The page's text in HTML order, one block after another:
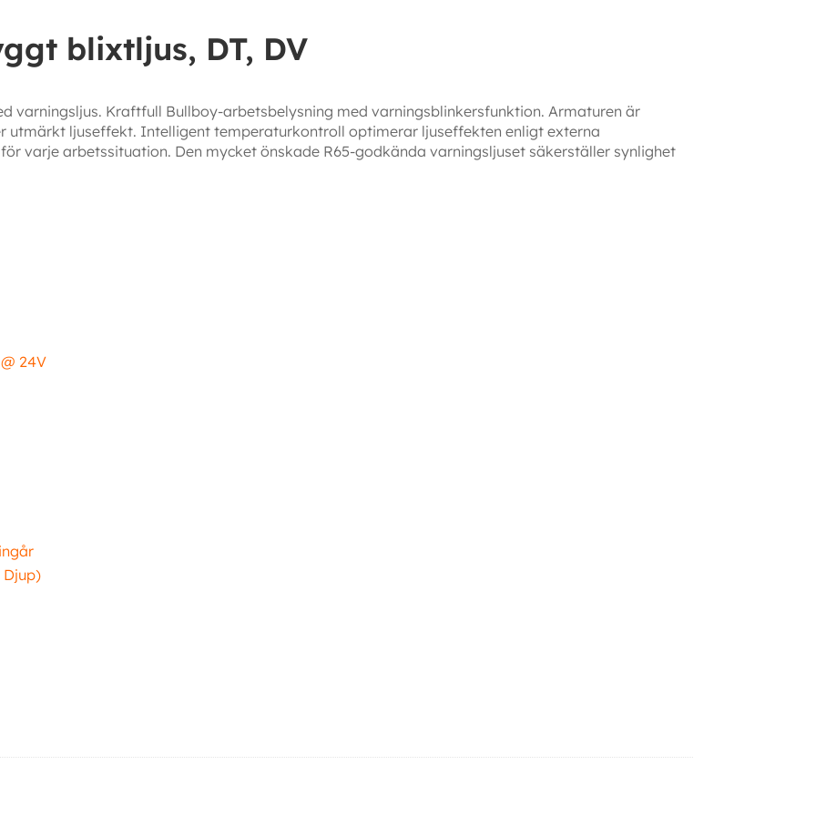
blixtljus, DT, DV
varningsljus. Kraftfull Bullboy-arbetsbelysning med varningsblinkersfunktion. Armaturen är
utmärkt ljuseffekt. Intelligent temperaturkontroll optimerar ljuseffekten enligt externa
varje arbetssituation. Den mycket önskade R65-godkända varningsljuset säkerställer synlighet
24V
Djup)